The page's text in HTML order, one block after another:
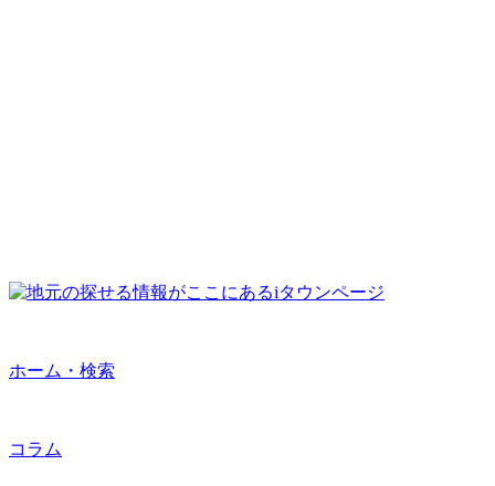
ホーム・検索
コラム